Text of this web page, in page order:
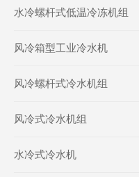
水冷螺杆式低温冷冻机组
风冷箱型工业冷水机
风冷螺杆式冷水机组
风冷式冷水机组
水冷式冷水机